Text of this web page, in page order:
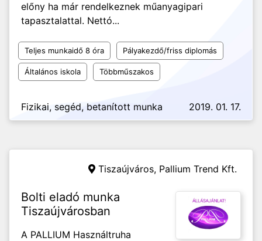
előny ha már rendelkeznek műanyagipari
tapasztalattal. Nettó...
Teljes munkaidő 8 óra Pályakezdő/friss diplomás
Általános iskola Többműszakos
Fizikai, segéd, betanított munka 2019. 01. 17.
Tiszaújváros, Pallium Trend Kft.
Bolti eladó munka
Tiszaújvárosban
A PALLIUM Használtruha